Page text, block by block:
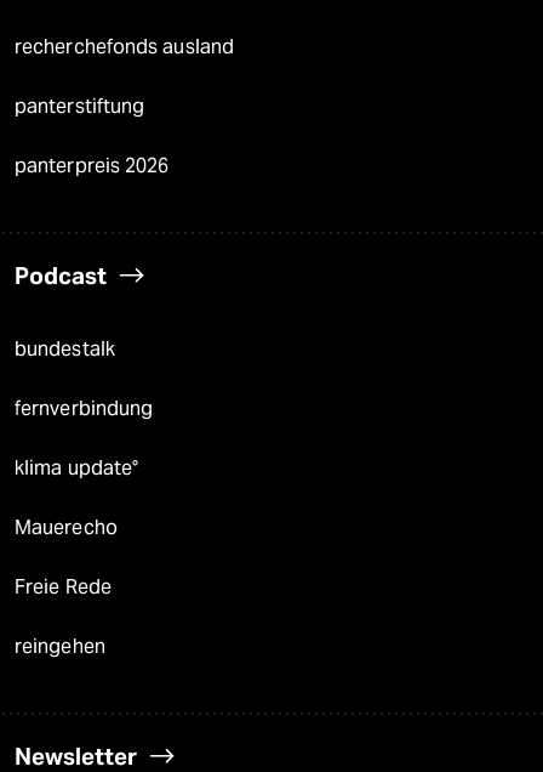
recherchefonds ausland
panterstiftung
panterpreis 2026
Podcast
bundestalk
fernverbindung
klima update°
Mauerecho
Freie Rede
reingehen
Newsletter